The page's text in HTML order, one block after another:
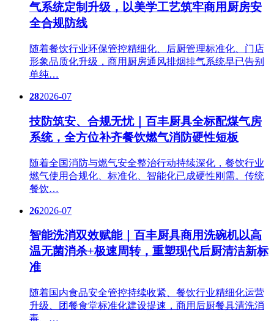
气系统定制升级，以美学工艺筑牢商用厨房安
全合规防线
随着餐饮行业环保管控精细化、后厨管理标准化、门店
形象品质化升级，商用厨房通风排烟排气系统早已告别
单纯…
282026-07
技防筑安、合规无忧｜百丰厨具全标配煤气房
系统，全方位补齐餐饮燃气消防硬性短板
随着全国消防与燃气安全整治行动持续深化，餐饮行业
燃气使用合规化、标准化、智能化已成硬性刚需。传统
餐饮…
262026-07
智能洗消双效赋能｜百丰厨具商用洗碗机以高
温无菌消杀+极速周转，重塑现代后厨清洁新标
准
随着国内食品安全管控持续收紧、餐饮行业精细化运营
升级、团餐食堂标准化建设提速，商用后厨餐具清洗消
毒、…